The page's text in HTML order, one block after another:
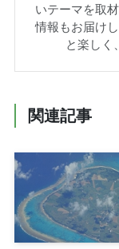
いテーマを取
情報もお届け
と楽しく
関連記事